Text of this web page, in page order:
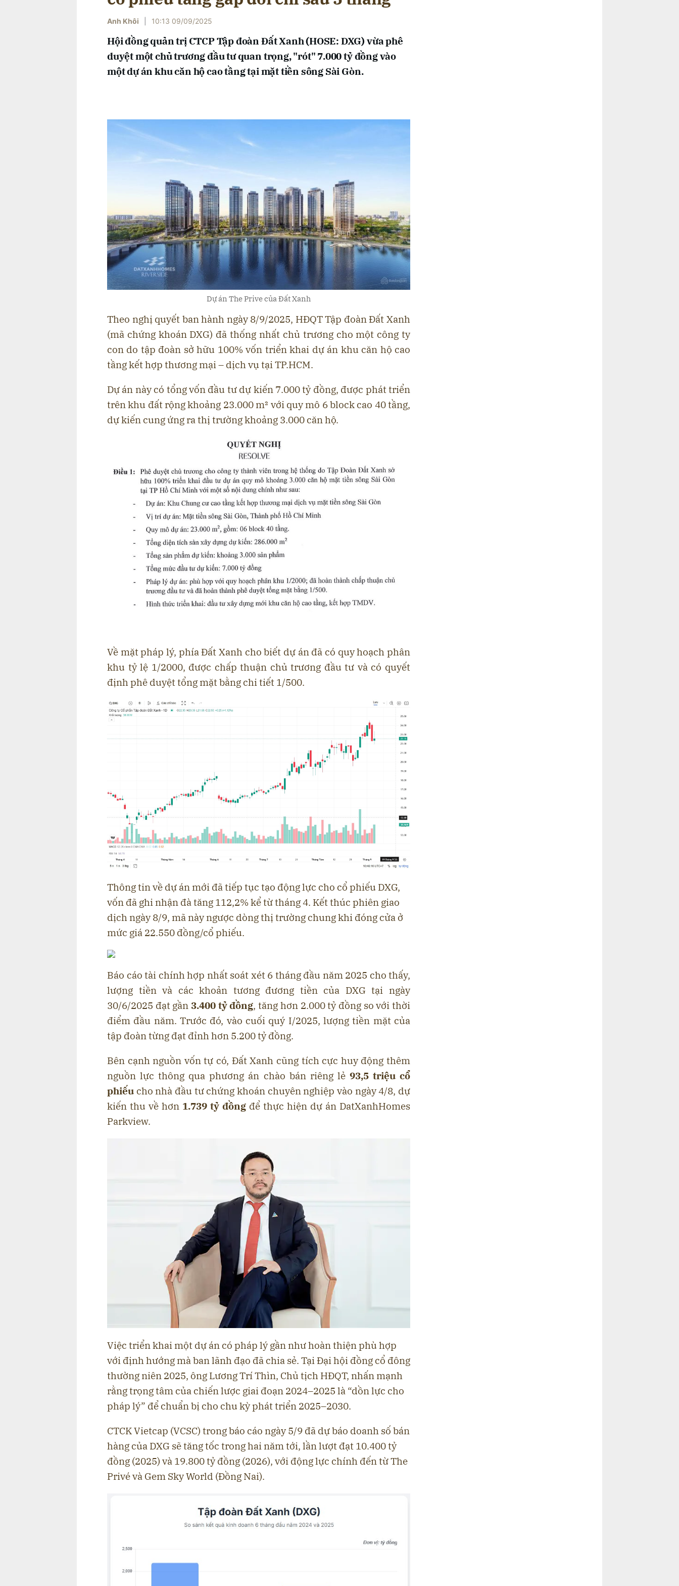
Anh Khôi 10:13 09/09/2025
Hội đồng quản trị CTCP Tập đoàn Đất Xanh (HOSE: DXG) vừa phê
duyệt một chủ trương đầu tư quan trọng, "rót" 7.000 tỷ đồng vào
một dự án khu căn hộ cao tầng tại mặt tiền sông Sài Gòn.
Dự án The Prive của Đất Xanh
Theo nghị quyết ban hành ngày 8/9/2025, HĐQT Tập đoàn Đất Xanh
(mã chứng khoán DXG) đã thống nhất chủ trương cho một công ty
con do tập đoàn sở hữu 100% vốn triển khai dự án khu căn hộ cao
tầng kết hợp thương mại – dịch vụ tại TP.HCM.
Dự án này có tổng vốn đầu tư dự kiến 7.000 tỷ đồng, được phát triển
trên khu đất rộng khoảng 23.000 m² với quy mô 6 block cao 40 tầng,
dự kiến cung ứng ra thị trường khoảng 3.000 căn hộ.
Về mặt pháp lý, phía Đất Xanh cho biết dự án đã có quy hoạch phân
khu tỷ lệ 1/2000, được chấp thuận chủ trương đầu tư và có quyết
định phê duyệt tổng mặt bằng chi tiết 1/500.
Thông tin về dự án mới đã tiếp tục tạo động lực cho cổ phiếu DXG,
vốn đã ghi nhận đà tăng 112,2% kể từ tháng 4. Kết thúc phiên giao
dịch ngày 8/9, mã này ngược dòng thị trường chung khi đóng cửa ở
mức giá 22.550 đồng/cổ phiếu.
Báo cáo tài chính hợp nhất soát xét 6 tháng đầu năm 2025 cho thấy,
lượng tiền và các khoản tương đương tiền của DXG tại ngày
30/6/2025 đạt gần3.400 tỷ đồng, tăng hơn 2.000 tỷ đồng so với thời
điểm đầu năm. Trước đó, vào cuối quý I/2025, lượng tiền mặt của
tập đoàn từng đạt đỉnh hơn 5.200 tỷ đồng.
Bên cạnh nguồn vốn tự có, Đất Xanh cũng tích cực huy động thêm
nguồn lực thông qua phương án chào bán riêng lẻ 93,5 triệu cổ
phiếu cho nhà đầu tư chứng khoán chuyên nghiệp vào ngày 4/8, dự
kiến thu về hơn 1.739 tỷ đồng để thực hiện dự án DatXanhHomes
Parkview.
Việc triển khai một dự án có pháp lý gần như hoàn thiện phù hợp
với định hướng mà ban lãnh đạo đã chia sẻ. Tại Đại hội đồng cổ đông
thường niên 2025, ông Lương Trí Thìn, Chủ tịch HĐQT, nhấn mạnh
rằng trọng tâm của chiến lược giai đoạn 2024–2025 là “dồn lực cho
pháp lý” để chuẩn bị cho chu kỳ phát triển 2025–2030.
CTCK Vietcap (VCSC) trong báo cáo ngày 5/9 đã dự báo doanh số bán
hàng của DXG sẽ tăng tốc trong hai năm tới, lần lượt đạt 10.400 tỷ
đồng (2025) và 19.800 tỷ đồng (2026), với động lực chính đến từ The
Privé và Gem Sky World (Đồng Nai).